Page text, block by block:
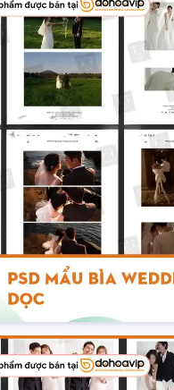
20.000₫
Mua ngay